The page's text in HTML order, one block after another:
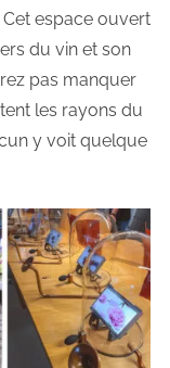
Cet espace ouvert
du vin et son
pas manquer
les rayons du
y voit quelque